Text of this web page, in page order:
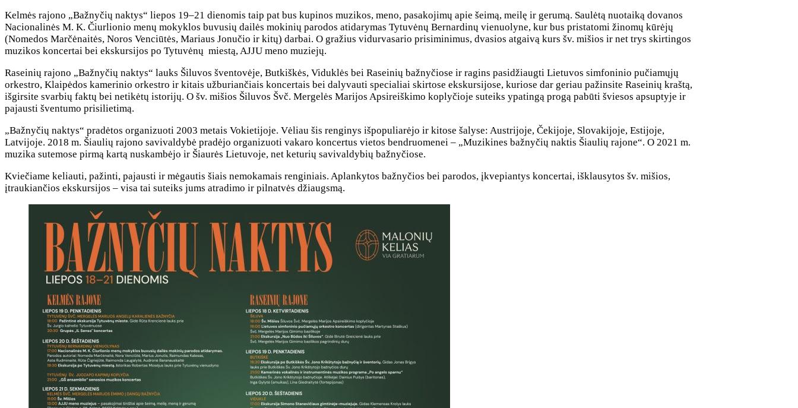
Kelmės rajono „Bažnyčių naktys“ liepos 19–21 dienomis taip pat bus kupinos muzikos, meno, pasakojimų apie šeimą, meilę ir gerumą. Saulėtą nuotaiką dovanos
Nacionalinės M. K. Čiurlionio menų mokyklos buvusių dailės mokinių parodos atidarymas Tytuvėnų Bernardinų vienuolyne, kur bus pristatomi žinomų kūrėjų
(Nomedos Marčėnaitės, Noros Venciūtės, Mariaus Jonučio ir kitų) darbai. O gražius vidurvasario prisiminimus, dvasios atgaivą kurs šv. mišios ir net trys skirtingos
muzikos koncertai bei ekskursijos po Tytuvėnų miestą, AJJU meno muziejų.
Raseinių rajono „Bažnyčių naktys“ lauks Šiluvos šventovėje, Butkiškės, Viduklės bei Raseinių bažnyčiose ir ragins pasidžiaugti Lietuvos simfoninio pučiamųjų
orkestro, Klaipėdos kamerinio orkestro ir kitais užburiančiais koncertais bei dalyvauti specialiai skirtose ekskursijose, kuriose dar geriau pažinsite Raseinių kraštą,
išgirsite svarbių faktų bei netikėtų istorijų. O šv. mišios Šiluvos Švč. Mergelės Marijos Apsireiškimo koplyčioje suteiks ypatingą progą pabūti šviesos apsuptyje ir
pajausti šventumo prisilietimą.
„Bažnyčių naktys“ pradėtos organizuoti 2003 metais Vokietijoje. Vėliau šis renginys išpopuliarėjo ir kitose šalyse: Austrijoje, Čekijoje, Slovakijoje, Estijoje,
Latvijoje. 2018 m. Šiaulių rajono savivaldybė pradėjo organizuoti vakaro koncertus vietos bendruomenei – „Muzikines bažnyčių naktis Šiaulių rajone“. O 2021 m.
muzika sutemose pirmą kartą nuskambėjo ir Šiaurės Lietuvoje, net keturių savivaldybių bažnyčiose.
Kviečiame keliauti, pažinti, pajausti ir mėgautis šiais nemokamais renginiais. Aplankytos bažnyčios bei parodos, įkvepiantys koncertai, išklausytos šv. mišios,
įtraukiančios ekskursijos – visa tai suteiks jums atradimo ir pilnatvės džiaugsmą.